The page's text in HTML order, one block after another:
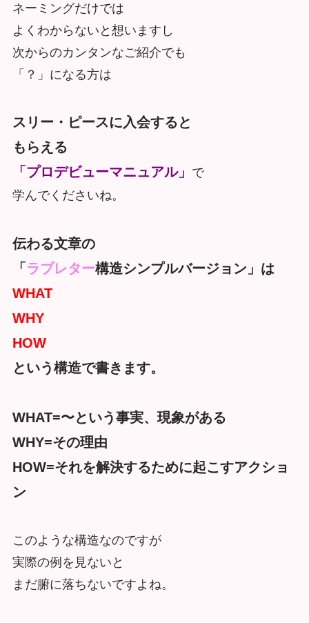
ネーミングだけでは
よくわからないと想いますし
次からのカンタンなご紹介でも
「？」になる方は
スリー・ピースに入会すると
もらえる
「プロデビューマニュアル」 で
学んでくださいね。
伝わる文章の
「 ラブレター構造シンプルバージョン」は
WHAT
WHY
HOW
という構造で書きます。
WHAT=〜という事実、現象がある
WHY=その理由
HOW=それを解決するために起こすアクショ
ン
このような構造なのですが
実際の例を見ないと
まだ腑に落ちないですよね。